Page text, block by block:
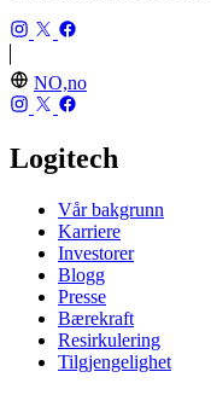
NO,no
Logitech
Vår bakgrunn
Karriere
Investorer
Blogg
Presse
Bærekraft
Resirkulering
Tilgjengelighet